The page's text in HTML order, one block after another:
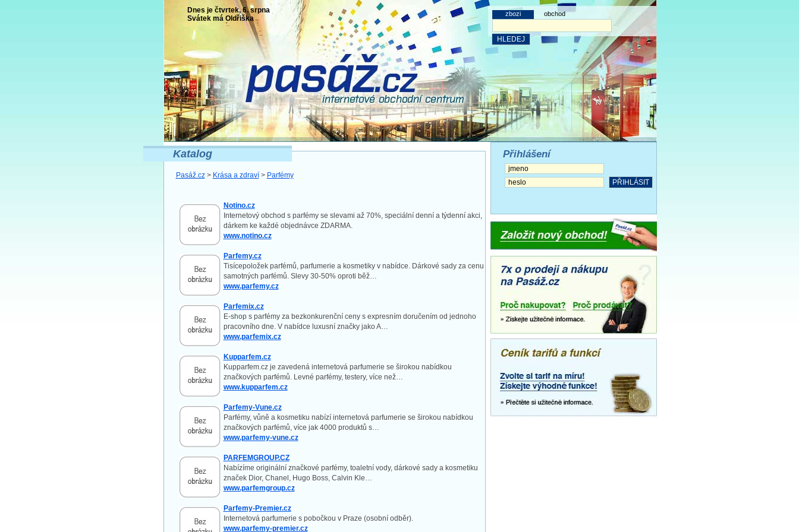
zbozi obchod
Dnes je čtvrtek, 6. srpna
Svátek má Oldřiška
Katalog
Pasáž.cz> Krása a zdraví> Parfémy
Notino.cz
Internetový obchod s parfémy se slevami až 70%, speciální denní a týdenní akci,
dárkem ke každé objednávce ZDARMA.
www.notino.cz
Parfemy.cz
Tisícepoložek parfémů, parfumerie a kosmetiky v nabídce. Dárkové sady za cenu
samotných parfémů. Slevy 30-50% oproti běž…
www.parfemy.cz
Parfemix.cz
E-shop s parfémy za bezkonkurenční ceny s expresním doručením od jednoho
pracovního dne. V nabídce luxusní značky jako A…
www.parfemix.cz
Kupparfem.cz
Kupparfem.cz je zavedená internetová parfumerie se širokou nabídkou
značkových parfémů. Levné parfémy, testery, více než…
www.kupparfem.cz
Parfemy-Vune.cz
Parfémy, vůně a kosmetiku nabízí internetová parfumerie se širokou nabídkou
značkových parfémů, více jak 4000 produktů s…
www.parfemy-vune.cz
PARFEMGROUP.CZ
Nabízíme originální značkové parfémy, toaletní vody, dárkové sady a kosmetiku
značek Dior, Chanel, Hugo Boss, Calvin Kle…
www.parfemgroup.cz
Parfemy-Premier.cz
Internetová parfumerie s pobočkou v Praze (osobní odběr).
www.parfemy-premier.cz
Přihlášení